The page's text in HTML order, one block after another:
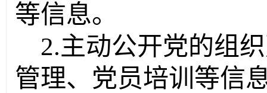
等信息。
2.主动公开党的组
管理、党员培训等信